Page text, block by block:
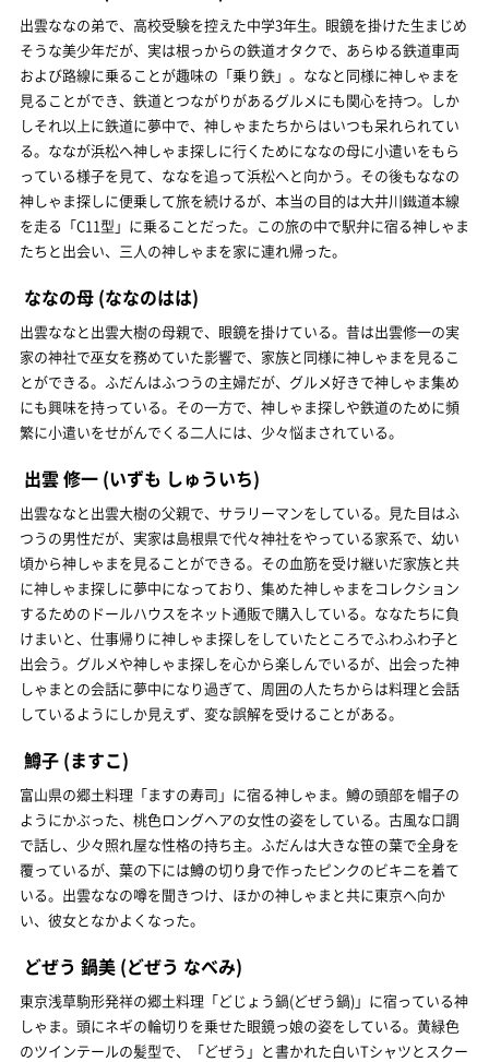
出雲ななの弟で、高校受験を控えた中学3年生。眼鏡を掛けた生まじめ
そうな美少年だが、実は根っからの鉄道オタクで、あらゆる鉄道車両
および路線に乗ることが趣味の「乗り鉄」。ななと同様に神しゃまを
見ることができ、鉄道とつながりがあるグルメにも関心を持つ。しか
しそれ以上に鉄道に夢中で、神しゃまたちからはいつも呆れられてい
る。ななが浜松へ神しゃま探しに行くためにななの母に小遣いをもら
っている様子を見て、ななを追って浜松へと向かう。その後もななの
神しゃま探しに便乗して旅を続けるが、本当の目的は大井川鐵道本線
を走る「C11型」に乗ることだった。この旅の中で駅弁に宿る神しゃま
たちと出会い、三人の神しゃまを家に連れ帰った。
ななの母 (ななのはは)
出雲ななと出雲大樹の母親で、眼鏡を掛けている。昔は出雲修一の実
家の神社で巫女を務めていた影響で、家族と同様に神しゃまを見るこ
とができる。ふだんはふつうの主婦だが、グルメ好きで神しゃま集め
にも興味を持っている。その一方で、神しゃま探しや鉄道のために頻
繁に小遣いをせがんでくる二人には、少々悩まされている。
出雲 修一 (いずも しゅういち)
出雲ななと出雲大樹の父親で、サラリーマンをしている。見た目はふ
つうの男性だが、実家は島根県で代々神社をやっている家系で、幼い
頃から神しゃまを見ることができる。その血筋を受け継いだ家族と共
に神しゃま探しに夢中になっており、集めた神しゃまをコレクション
するためのドールハウスをネット通販で購入している。ななたちに負
けまいと、仕事帰りに神しゃま探しをしていたところでふわふわ子と
出会う。グルメや神しゃま探しを心から楽しんでいるが、出会った神
しゃまとの会話に夢中になり過ぎて、周囲の人たちからは料理と会話
しているようにしか見えず、変な誤解を受けることがある。
鱒子 (ますこ)
富山県の郷土料理「ますの寿司」に宿る神しゃま。鱒の頭部を帽子の
ようにかぶった、桃色ロングヘアの女性の姿をしている。古風な口調
で話し、少々照れ屋な性格の持ち主。ふだんは大きな笹の葉で全身を
覆っているが、葉の下には鱒の切り身で作ったピンクのビキニを着て
いる。出雲ななの噂を聞きつけ、ほかの神しゃまと共に東京へ向か
い、彼女となかよくなった。
どぜう 鍋美 (どぜう なべみ)
東京浅草駒形発祥の郷土料理「どじょう鍋(どぜう鍋)」に宿っている神
しゃま。頭にネギの輪切りを乗せた眼鏡っ娘の姿をしている。黄緑色
のツインテールの髪型で、「どぜう」と書かれた白いTシャツとスクー